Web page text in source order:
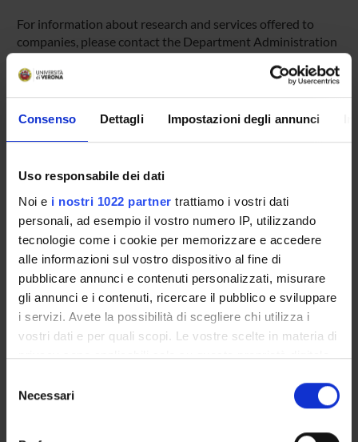
Consenso Dettagli Impostazioni degli annunci
Uso responsabile dei dati
Noi e i nostri 1022 partner trattiamo i vostri dati
personali, ad esempio il vostro numero IP, utilizzando
tecnologie come i cookie per memorizzare e accedere
alle informazioni sul vostro dispositivo al fine di
pubblicare annunci e contenuti personalizzati, misurare
gli annunci e i contenuti, ricercare il pubblico e sviluppare
i servizi. Avete la possibilità di scegliere chi utilizza i
vostri dati e per quali scopi. Le vostre scelte in materia di
privacy sono applicabili solo su questa proprietà digitale
modificare o revocare il proprio consenso in qualsiasi
momento dalla Dichiarazione sui cookie o facendo clic
delNecessari
For information about research and services offered to
companies, please contact the Department Administration
Office
Teaching and courses
Research and services for Companies and
Organization and Information Service
Email
Message